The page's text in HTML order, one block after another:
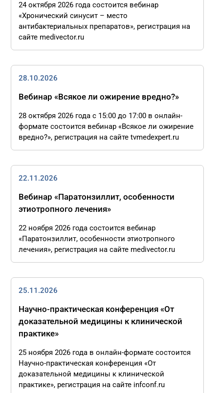
24 октября 2026 года состоится вебинар
«Хронический синусит – место
антибактериальных препаратов», регистрация на
сайте medivector.ru
28.10.2026
Вебинар «Всякое ли ожирение вредно?»
28 октября 2026 года с 15:00 до 17:00 в онлайн-
формате состоится вебинар «Всякое ли ожирение
вредно?», регистрация на сайте tvmedexpert.ru
22.11.2026
Вебинар «Паратонзиллит, особенности
этиотропного лечения»
22 ноября 2026 года состоится вебинар
«Паратонзиллит, особенности этиотропного
лечения», регистрация на сайте medivector.ru
25.11.2026
Научно-практическая конференция «От
доказательной медицины к клинической
практике»
25 ноября 2026 года в онлайн-формате состоится
Научно-практическая конференция «От
доказательной медицины к клинической
практике», регистрация на сайте infconf.ru